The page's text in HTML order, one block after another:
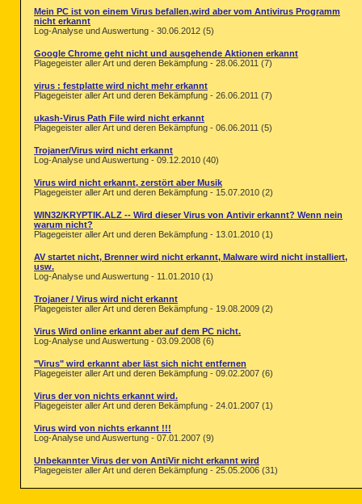
Mein PC ist von einem Virus befallen,wird aber vom Antivirus Programm
nicht erkannt
Log-Analyse und Auswertung - 30.06.2012 (5)
Google Chrome geht nicht und ausgehende Aktionen erkannt
Plagegeister aller Art und deren Bekämpfung - 28.06.2011 (7)
virus : festplatte wird nicht mehr erkannt
Plagegeister aller Art und deren Bekämpfung - 26.06.2011 (7)
ukash-Virus Path File wird nicht erkannt
Plagegeister aller Art und deren Bekämpfung - 06.06.2011 (5)
Trojaner/Virus wird nicht erkannt
Log-Analyse und Auswertung - 09.12.2010 (40)
Virus wird nicht erkannt, zerstört aber Musik
Plagegeister aller Art und deren Bekämpfung - 15.07.2010 (2)
WIN32/KRYPTIK.ALZ -- Wird dieser Virus von Antivir erkannt? Wenn nein
warum nicht?
Plagegeister aller Art und deren Bekämpfung - 13.01.2010 (1)
AV startet nicht, Brenner wird nicht erkannt, Malware wird nicht installiert,
usw.
Log-Analyse und Auswertung - 11.01.2010 (1)
Trojaner / Virus wird nicht erkannt
Plagegeister aller Art und deren Bekämpfung - 19.08.2009 (2)
Virus Wird online erkannt aber auf dem PC nicht.
Log-Analyse und Auswertung - 03.09.2008 (6)
"Virus" wird erkannt aber läst sich nicht entfernen
Plagegeister aller Art und deren Bekämpfung - 09.02.2007 (6)
Virus der von nichts erkannt wird.
Plagegeister aller Art und deren Bekämpfung - 24.01.2007 (1)
Virus wird von nichts erkannt !!!
Log-Analyse und Auswertung - 07.01.2007 (9)
Unbekannter Virus der von AntiVir nicht erkannt wird
Plagegeister aller Art und deren Bekämpfung - 25.05.2006 (31)